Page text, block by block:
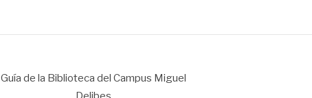
Guía de la Biblioteca del Campus Miguel